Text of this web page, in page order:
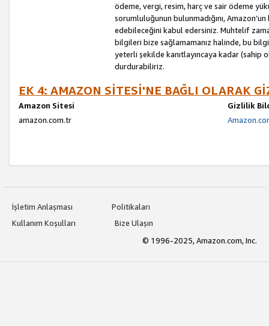
ödeme, vergi, resim, harç ve sair ödeme
sorumluluğunun bulunmadığını,
edebileceğini kabul edersiniz. Muhtelif
bilgileri bize sağlamamanız halinde, bu
yeterli şekilde kanıtlayıncaya kadar
durdurabiliriz.
EK 4: AMAZON SİTESİ'NE BAĞLI OLARAK
Amazon Sitesi
Gizlilik
amazon.com.tr
İşletim Anlaşması
Politikaları
Kullanım Koşulları
Bize Ulaşın
© 1996-2025, Amazon.com, Inc.